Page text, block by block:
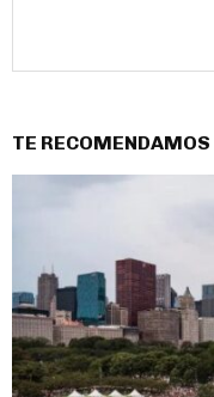
TE RECOMENDAMOS